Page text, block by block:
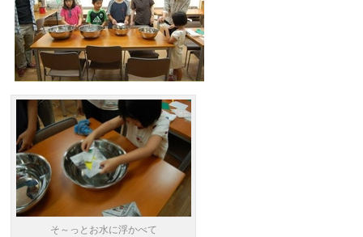
そ～っとお水に浮かべて